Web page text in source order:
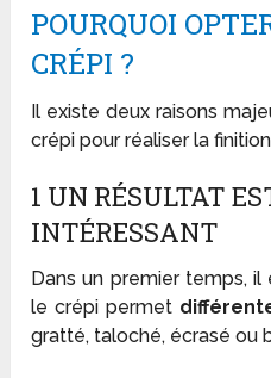
POURQUOI
CRÉPI ?
Il existe deux raisons
crépi pour réaliser la
1 UN RÉSULTAT
INTÉRESSANT
Dans un premier temps,
le crépi permet
gratté, taloché, écrasé ou